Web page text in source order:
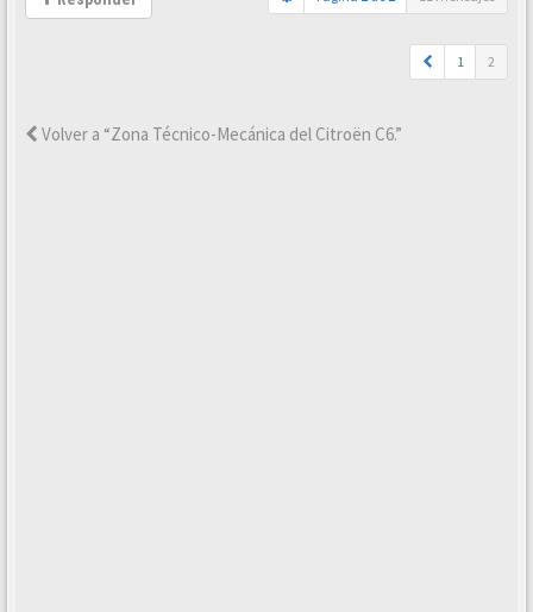
1 2
Volver a “Zona Técnico-Mecánica del Citroën C6.”